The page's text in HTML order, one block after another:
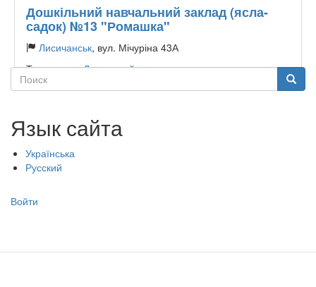
Дошкільний навчальний заклад (ясла-
садок) №13 "Ромашка"
Лисичанськ, вул. Мічуріна 43А
Тип садика:Державний
Поиск Поиск
Язык сайта
Українська
Русский
Меню
записи
Войти